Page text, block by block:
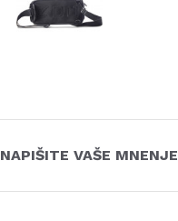
NAPIŠITE VAŠE MNENJE